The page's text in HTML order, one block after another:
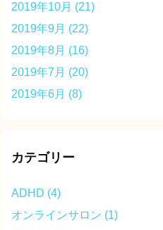
2019年10月 (21)
2019年9月 (22)
2019年8月 (16)
2019年7月 (20)
2019年6月 (8)
カテゴリー
ADHD (4)
オンラインサロン (1)